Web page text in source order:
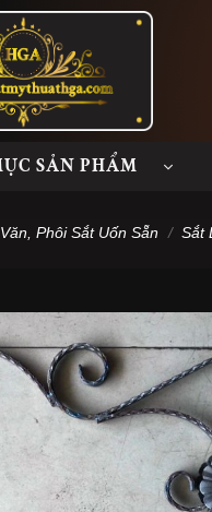
SẢN PHẨM
Phôi Sắt Uốn Sẵn / Sắt